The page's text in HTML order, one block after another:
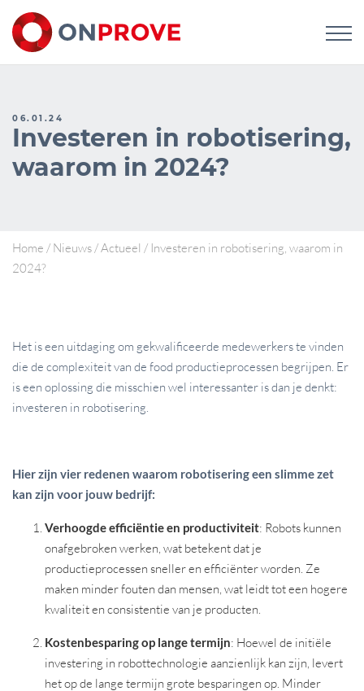
06.01.24
Investeren in robotisering,
waarom in 2024?
Home / Nieuws / Actueel / Investeren in robotisering, waarom in
2024?
Het is een uitdaging om gekwalificeerde medewerkers te vinden
die de complexiteit van de food productieprocessen begrijpen. Er
is een oplossing die misschien wel interessanter is dan je denkt:
investeren in robotisering.
Hier zijn vier redenen waarom robotisering een slimme zet
kan zijn voor jouw bedrijf:
Verhoogde efficiëntie en productiviteit: Robots kunnen
onafgebroken werken, wat betekent dat je
productieprocessen sneller en efficiënter worden. Ze
maken minder fouten dan mensen, wat leidt tot een hogere
kwaliteit en consistentie van je producten.
Kostenbesparing op lange termijn: Hoewel de initiële
investering in robottechnologie aanzienlijk kan zijn, levert
het op de lange termijn grote besparingen op. Minder